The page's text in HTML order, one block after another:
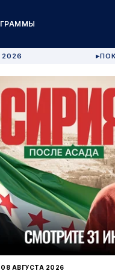
▶
08 АВГУСТА 2026